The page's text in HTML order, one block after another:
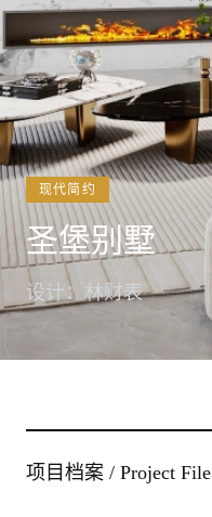
现代简约
圣堡别墅
设计：林财表
项目档案 / Project File